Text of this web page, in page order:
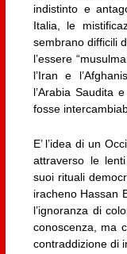
indistinto e
Italia, le
sembrano difficili
l’essere
l’Iran e
l’Arabia Saudita
fosse
E’ l’idea di un
attraverso le
suoi rituali
iracheno Hassan
l’ignoranza di
conoscenza, ma
contraddizione di